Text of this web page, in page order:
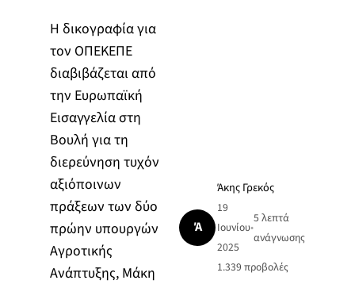
Η δικογραφία για
τον ΟΠΕΚΕΠΕ
διαβιβάζεται από
την Ευρωπαϊκή
Εισαγγελία στη
Βουλή για τη
διερεύνηση τυχόν
αξιόποινων
πράξεων των δύο
πρώην υπουργών
Αγροτικής
Ανάπτυξης, Μάκη
Ά
Άκης Γρεκός
19
Ιουνίου
2025
•
5 λεπτά
ανάγνωσης
1.339 προβολές